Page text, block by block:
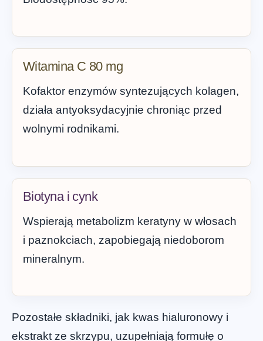
Witamina C 80 mg
Kofaktor enzymów syntezujących kolagen,
działa antyoksydacyjnie chroniąc przed
wolnymi rodnikami.
Biotyna i cynk
Wspierają metabolizm keratyny w włosach
i paznokciach, zapobiegają niedoborom
mineralnym.
Pozostałe składniki, jak kwas hialuronowy i
ekstrakt ze skrzypu, uzupełniają formułę o